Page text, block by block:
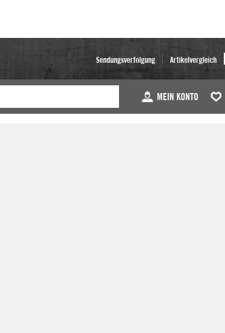
Sendungsverfolgung Artikelvergleich
MEIN KONTO